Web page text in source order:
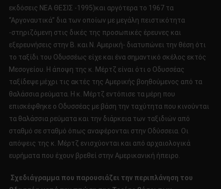
εκδόσεις ΝΕΑ ΘΕΣΙΣ -1995)και αργότερα το 1967 τα
“Αργοναυτικά” δια των οποίων με μεγάλη πειστικότητα
-στηριζόμενη στις δικές της προσωπικές έρευνες και
εξερευνήσεις στην Β. και Ν. Αμερική- διατυπώνει την θέση ότι
το ταξίδι του Οδυσσέως είχε και ένα σημαντικό σκέλος εκτός
Μεσογείου. Η άποψη της κ. Μέρτζ είναι ότι ο Οδυσσέας
ταξίδεψε μέχρι τις ακτές της Αμερικής βοηθούμενος από τα
θαλάσσια ρεύματα. Η κ. Μέρτζ εντόπισε τα μέρη που
επισκέφθηκε ο Οδυσσέας με βάση την ταχύτητα που κινούνται
τα θαλάσσια ρεύματα και την διάρκεια των ταξιδιών από
σταθμό σε σταθμό όπως αναφέρονται στην Οδύσσεια. Οι
απόψεις της κ. Μέρτζ ενισχύονται και από αρχαιολογικά
ευρήματα που έχουν βρεθεί στην Αμερικανική ήπειρο.
Σχεδιάγραμμα που παρουσιάζει την περιπλάνηση του